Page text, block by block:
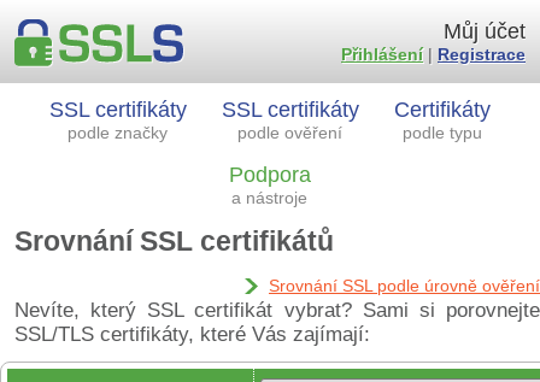
SSL certifikáty
podle značky
SSL certifikáty
podle ověření
Certifikáty
podle typu
Podpora
a nástroje
Můj účet
Přihlášení| Registrace
Srovnání SSL certifikátů
Srovnání SSL podle úrovně ověření
Nevíte, který SSL certifikát vybrat? Sami si porovnejte
SSL/TLS certifikáty, které Vás zajímají: